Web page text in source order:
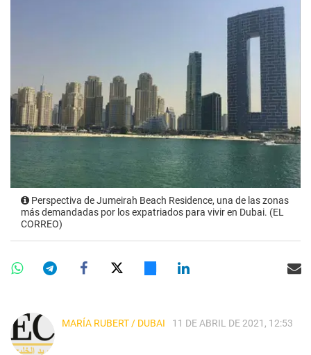
Perspectiva de Jumeirah Beach Residence, una de las zonas
más demandadas por los expatriados para vivir en Dubai. (EL
CORREO)
MARÍA RUBERT / DUBAI 11 DE ABRIL DE 2021, 12:53